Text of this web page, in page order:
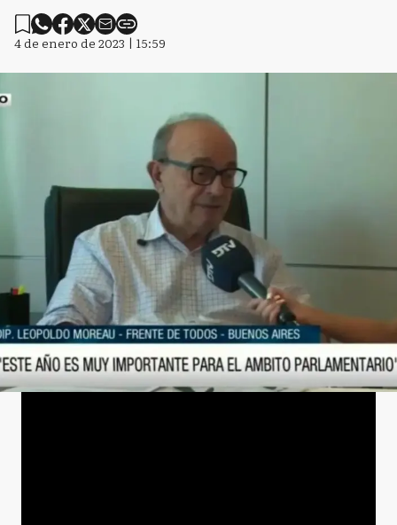
4 de enero de 2023 | 15:59